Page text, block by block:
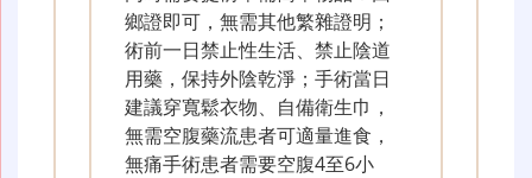
鄉證即可，無需其他繁雜證明；
術前一日禁止性生活、禁止陰道
用藥，保持外陰乾淨；手術當日
建議穿寬鬆衣物、自備衛生巾，
無需空腹藥流患者可適量進食，
無痛手術患者需要空腹4至6小